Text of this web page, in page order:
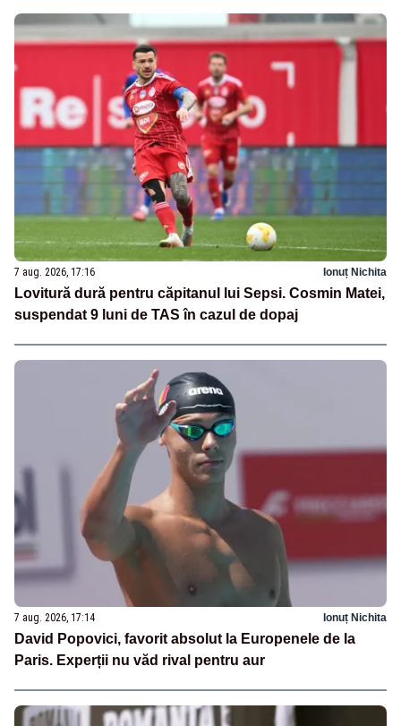
7 aug. 2026, 17:16 Ionuț Nichita
Lovitură dură pentru căpitanul lui Sepsi. Cosmin Matei,
suspendat 9 luni de TAS în cazul de dopaj
7 aug. 2026, 17:14 Ionuț Nichita
David Popovici, favorit absolut la Europenele de la
Paris. Experții nu văd rival pentru aur